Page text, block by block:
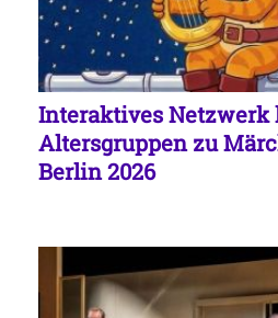
Interaktives Netzwerk
Altersgruppen zu
Berlin 2026